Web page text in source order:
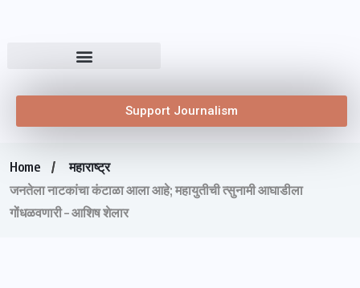
Support Journalism
Home
महाराष्ट्र
जनतेला नाटकांचा कंटाळा आला आहे; महायुतीची त्सुनामी आघाडीला
गोंधळवणारी – आशिष शेलार